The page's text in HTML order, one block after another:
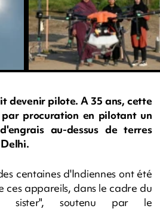
devenir pilote. A 35 ans, cette
procuration en pilotant un
au-dessus de terres
centaines d'Indiennes ont été
ces appareils, dans le cadre du
sister", soutenu par le